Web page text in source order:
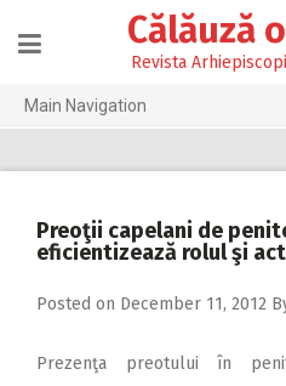
content
Călăuză
Revista
Main Navigation
2025
2022
Preoţii capelani de
eficientizează rolul şi
Posted on December 11, 2012
Prezenţa preotului în